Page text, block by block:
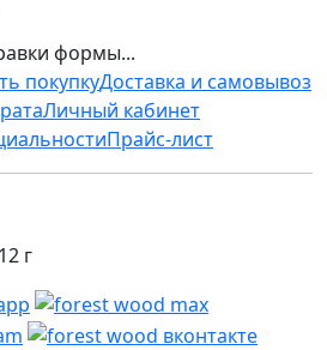
формы...
покупкуДоставка и самовывоз
Личный кабинет
Прайс-лист
г